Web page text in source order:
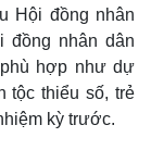
Hội đồng nhân
đồng nhân dân
hợp như dự
tộc thiểu số, trẻ
kỳ trước.